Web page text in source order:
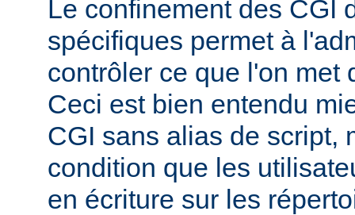
Le confinement des CGI
spécifiques permet à
contrôler ce que l'on met
Ceci est bien entendu
CGI sans alias de script,
condition que les
en écriture sur les